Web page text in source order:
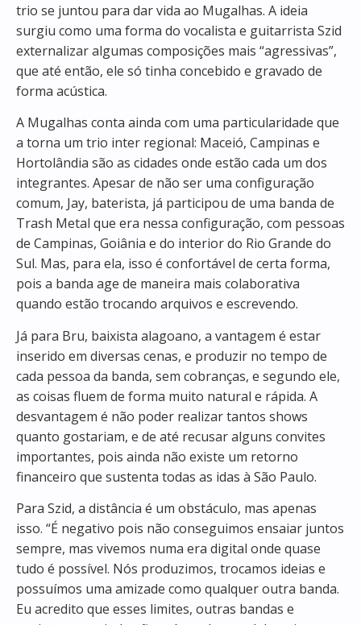
trio se juntou para dar vida ao Mugalhas. A ideia
surgiu como uma forma do vocalista e guitarrista Szid
externalizar algumas composições mais “agressivas”,
que até então, ele só tinha concebido e gravado de
forma acústica.
A Mugalhas conta ainda com uma particularidade que
a torna um trio inter regional: Maceió, Campinas e
Hortolândia são as cidades onde estão cada um dos
integrantes. Apesar de não ser uma configuração
comum, Jay, baterista, já participou de uma banda de
Trash Metal que era nessa configuração, com pessoas
de Campinas, Goiânia e do interior do Rio Grande do
Sul. Mas, para ela, isso é confortável de certa forma,
pois a banda age de maneira mais colaborativa
quando estão trocando arquivos e escrevendo.
Já para Bru, baixista alagoano, a vantagem é estar
inserido em diversas cenas, e produzir no tempo de
cada pessoa da banda, sem cobranças, e segundo ele,
as coisas fluem de forma muito natural e rápida. A
desvantagem é não poder realizar tantos shows
quanto gostariam, e de até recusar alguns convites
importantes, pois ainda não existe um retorno
financeiro que sustenta todas as idas à São Paulo.
Para Szid, a distância é um obstáculo, mas apenas
isso. “É negativo pois não conseguimos ensaiar juntos
sempre, mas vivemos numa era digital onde quase
tudo é possível. Nós produzimos, trocamos ideias e
possuímos uma amizade como qualquer outra banda.
Eu acredito que esses limites, outras bandas e